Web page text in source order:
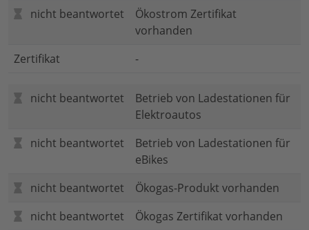
nicht beantwortet
Ökostrom Zertifikat
vorhanden
Zertifikat
-
nicht beantwortet
Betrieb von Ladestationen für
Elektroautos
nicht beantwortet
Betrieb von Ladestationen für
eBikes
nicht beantwortet
Ökogas-Produkt vorhanden
nicht beantwortet
Ökogas Zertifikat vorhanden